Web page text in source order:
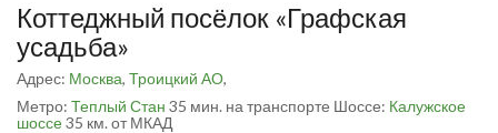
Коттеджный посёлок «Графская
усадьба»
Адрес: Москва, Троицкий АО,
Метро: Теплый Стан 35 мин. на транспорте Шоссе: Калужское
шоссе35 км. от МКАД